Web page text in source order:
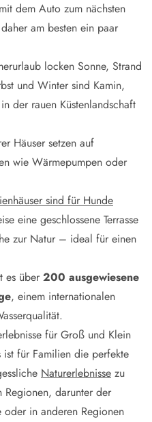
dem Auto zum nächsten
am besten ein paar
locken Sonne, Strand
und Winter sind Kamin,
der rauen Küstenlandschaft
Häuser setzen auf
wie Wärmepumpen oder
sind für Hunde
eine geschlossene Terrasse
zur Natur – ideal für einen
es über 200 ausgewiesene
, einem internationalen
für Groß und Klein
ist für Familien die perfekte
Naturerlebnisse zu
Regionen, darunter der
in anderen Regionen